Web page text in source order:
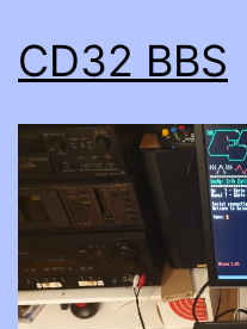
CD32 BBS